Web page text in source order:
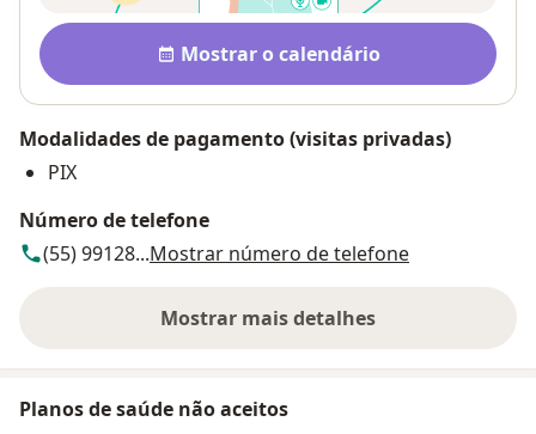
Disponibilidade
Mostrar o calendário
Modalidades de pagamento (visitas privadas)
PIX
Número de telefone
(55) 99128...Mostrar número de telefone
Mostrar mais detalhes
sobre o endereço
Planos de saúde não aceitos